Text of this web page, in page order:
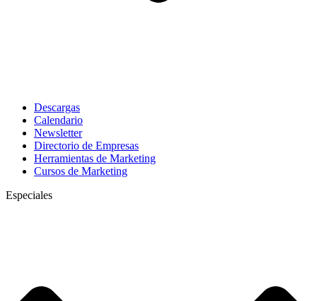
Descargas
Calendario
Newsletter
Directorio de Empresas
Herramientas de Marketing
Cursos de Marketing
Especiales